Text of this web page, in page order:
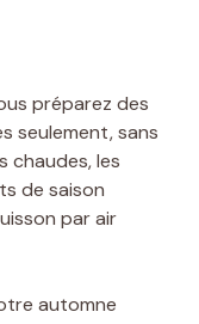
préparez des
seulement, sans
chaudes, les
de saison
par air
automne